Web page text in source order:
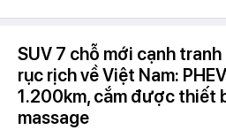
SUV 7 chỗ mới cạnh
rục rịch về Việt Nam:
1.200km, cắm được thiết
massage